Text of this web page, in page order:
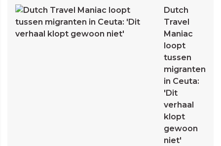
Dutch
Travel
Maniac
loopt
tussen
migranten
in Ceuta:
'Dit
verhaal
klopt
gewoon
niet'